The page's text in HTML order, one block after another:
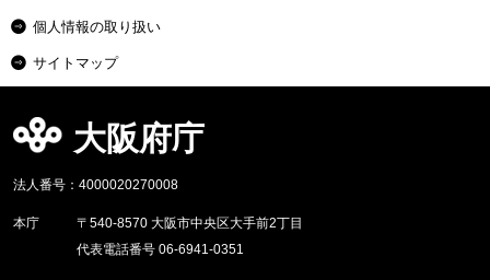
個人情報の取り扱い
サイトマップ
大阪府庁
法人番号：4000020270008
本庁
〒540-8570 大阪市中央区大手前2丁目
代表電話番号 06-6941-0351